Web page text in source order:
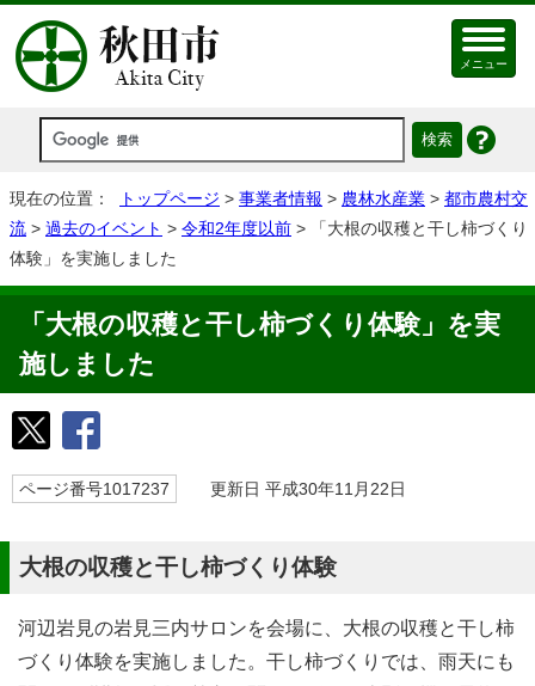
メニュー
現在の位置： トップページ > 事業者情報 > 農林水産業 > 都市農村交
流 > 過去のイベント > 令和2年度以前 > 「大根の収穫と干し柿づくり
体験」を実施しました
「大根の収穫と干し柿づくり体験」を実
施しました
ページ番号1017237 更新日 平成30年11月22日
大根の収穫と干し柿づくり体験
河辺岩見の岩見三内サロンを会場に、大根の収穫と干し柿
づくり体験を実施しました。干し柿づくりでは、雨天にも